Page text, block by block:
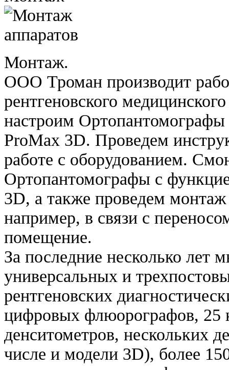
Монтаж.
ООО Троман производит
рентгеновского
настроим
ProMax 3D. Проведем
работе с оборудованием.
Ортопантомографы с
3D, а также проведем
например, в связи с
помещение.
За последние несколько лет
универсальных и
рентгеновских
цифровых флюорографов, 25
денситометров, нескольких
числе и модели 3D), более